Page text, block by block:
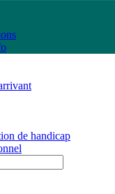
de handicap